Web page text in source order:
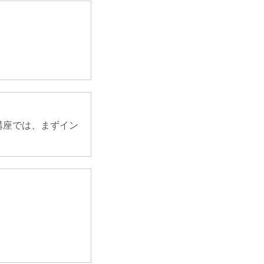
では、まずイン